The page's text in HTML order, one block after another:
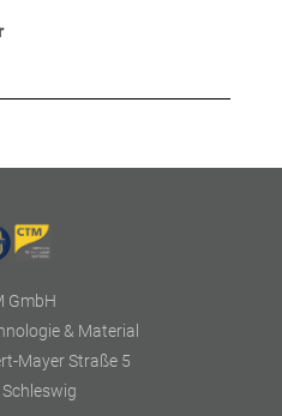
GmbH
& Material
Mayer Straße 5